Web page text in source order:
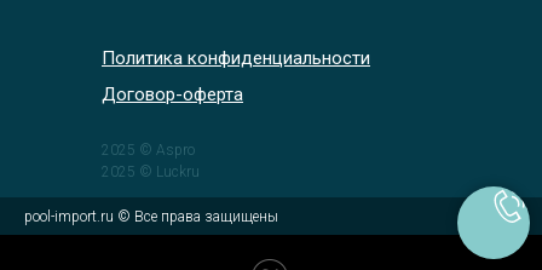
2025 © Aspro
2025 © Luckru
Политика конфиденциальности
Договор-оферта
pool-import.ru © Все права защищены